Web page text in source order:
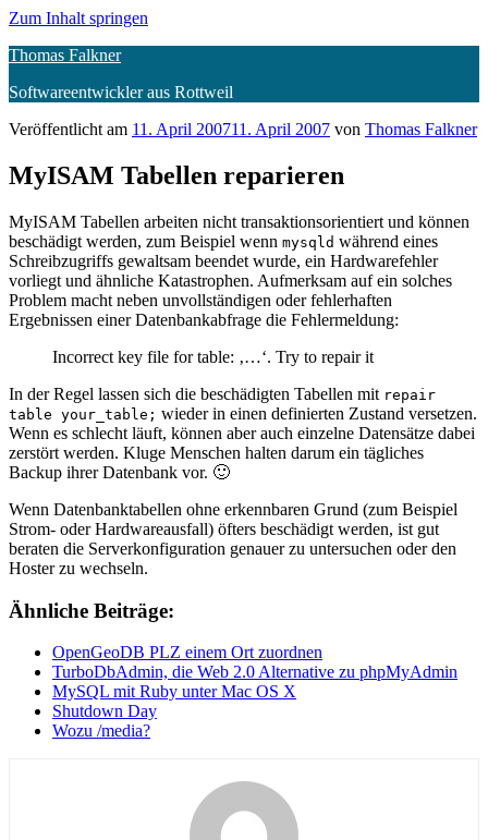
Zum Inhalt springen
Thomas Falkner
Softwareentwickler aus Rottweil
Veröffentlicht am 11. April 200711. April 2007 von Thomas Falkner
MyISAM Tabellen reparieren
MyISAM Tabellen arbeiten nicht transaktionsorientiert und können
beschädigt werden, zum Beispiel wenn mysqld während eines
Schreibzugriffs gewaltsam beendet wurde, ein Hardwarefehler
vorliegt und ähnliche Katastrophen. Aufmerksam auf ein solches
Problem macht neben unvollständigen oder fehlerhaften
Ergebnissen einer Datenbankabfrage die Fehlermeldung:
Incorrect key file for table: ‚…‘. Try to repair it
In der Regel lassen sich die beschädigten Tabellen mit repair
table your_table; wieder in einen definierten Zustand versetzen.
Wenn es schlecht läuft, können aber auch einzelne Datensätze dabei
zerstört werden. Kluge Menschen halten darum ein tägliches
Backup ihrer Datenbank vor. 🙂
Wenn Datenbanktabellen ohne erkennbaren Grund (zum Beispiel
Strom- oder Hardwareausfall) öfters beschädigt werden, ist gut
beraten die Serverkonfiguration genauer zu untersuchen oder den
Hoster zu wechseln.
Ähnliche Beiträge:
OpenGeoDB PLZ einem Ort zuordnen
TurboDbAdmin, die Web 2.0 Alternative zu phpMyAdmin
MySQL mit Ruby unter Mac OS X
Shutdown Day
Wozu /media?